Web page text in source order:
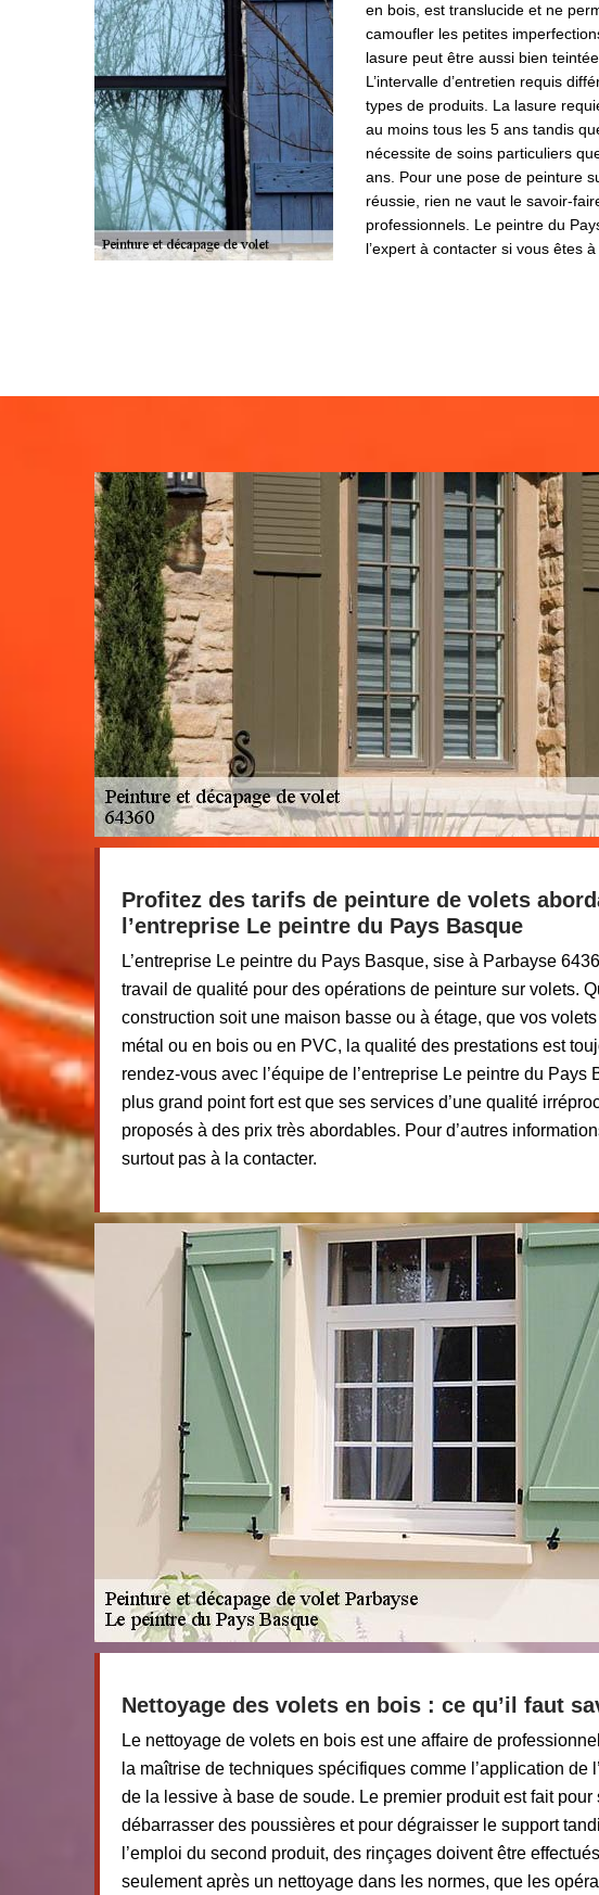
en bois, est translucide et ne
camoufler les petites
lasure peut être aussi bien teintée
L’intervalle d’entretien requis
types de produits. La lasure
au moins tous les 5 ans tandis
nécessite de soins particuliers
ans. Pour une pose de peinture
réussie, rien ne vaut le savoir-
professionnels. Le peintre du
l’expert à contacter si vous êtes à
Profitez des tarifs de peinture de volets
l’entreprise Le peintre du Pays Basque
L’entreprise Le peintre du Pays Basque, sise à Parbayse
travail de qualité pour des opérations de peinture sur volets.
construction soit une maison basse ou à étage, que vos
métal ou en bois ou en PVC, la qualité des prestations est
rendez-vous avec l’équipe de l’entreprise Le peintre du Pays
plus grand point fort est que ses services d’une qualité
proposés à des prix très abordables. Pour d’autres
surtout pas à la contacter.
Nettoyage des volets en bois : ce qu’il faut
Le nettoyage de volets en bois est une affaire de
la maîtrise de techniques spécifiques comme l’application de
de la lessive à base de soude. Le premier produit est fait pour
débarrasser des poussières et pour dégraisser le support
l’emploi du second produit, des rinçages doivent être
seulement après un nettoyage dans les normes, que les